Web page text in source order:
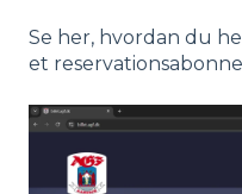
Se her, hvordan du
et